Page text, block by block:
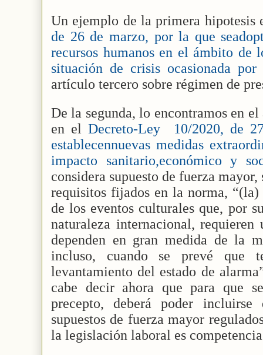
Un ejemplo de la primera hipotesis
de 26 de marzo, por la que
recursos humanos en el ámbito de
situación de crisis ocasionada
artículo tercero sobre régimen de
De la segunda, lo encontramos en
en elDecreto-Ley
10/2020, de
establecennuevas medidas
impacto sanitario,económico y
considera supuesto de fuerza
requisitos fijados en la norma, “(la)
de los eventos culturales que, por
naturaleza internacional, requieren
dependen en gran medida de la
incluso, cuando se prevé que
levantamiento del estado de
cabe decir ahora que para que
precepto, deberá poder
supuestos de fuerza mayor
la legislación laboral es